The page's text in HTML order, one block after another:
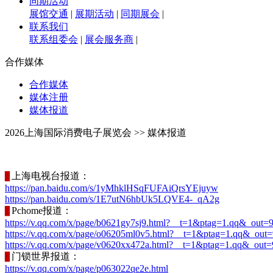
展馆交通 | 展期活动 | 同期展会 |
联系我们
联系组委会 | 展会服务商 |
合作媒体
合作媒体
媒体注册
媒体报道
2026上海国际消费电子展览会 >> 媒体报道
上海电视台报道：
https://pan.baidu.com/s/1yMhklHSqFUFAiQrsYEjuyw
https://pan.baidu.com/s/1E7utN6hbUk5LQVE4-_qA2g
Pchome报道：
https://v.qq.com/x/page/b0621gy7sj9.html?__t=1&ptag=1.qq&_out=9
https://v.qq.com/x/page/
https://v.qq.com/x/page/
门锁世界报道：
https://v.qq.com/x/page/p063022qe2e.html